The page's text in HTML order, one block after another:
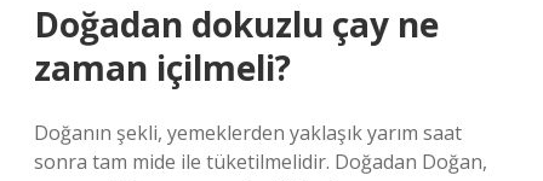
Doğadan dokuzlu çay ne
zaman içilmeli?
Doğanın şekli, yemeklerden yaklaşık yarım saat
sonra tam mide ile tüketilmelidir. Doğadan Doğan,